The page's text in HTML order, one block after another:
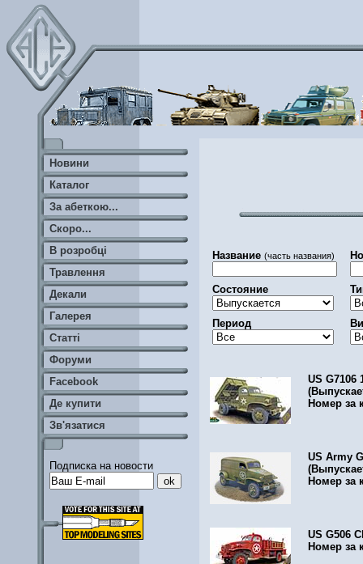
Название (часть названия)
Состояние
Период
US G7106
Номер за
US Army
Номер за
US G506
Номер за
Новини
Каталог
За абеткою...
Скоро...
В розробці
Травлення
Декали
Галерея
Статті
Форуми
Facebook
Де купити
Зв'язатися
Подписка на новости